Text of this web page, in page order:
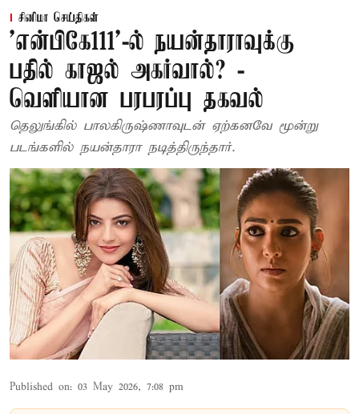
சினிமா செய்திகள்
’என்பிகே111’-ல் நயன்தாராவுக்கு
பதில் காஜல் அகர்வால்? -
வெளியான பரபரப்பு தகவல்
தெலுங்கில் பாலகிருஷ்ணாவுடன் ஏற்கனவே மூன்று
படங்களில் நயன்தாரா நடித்திருந்தார்.
Published on: 03 May 2026, 7:08 pm